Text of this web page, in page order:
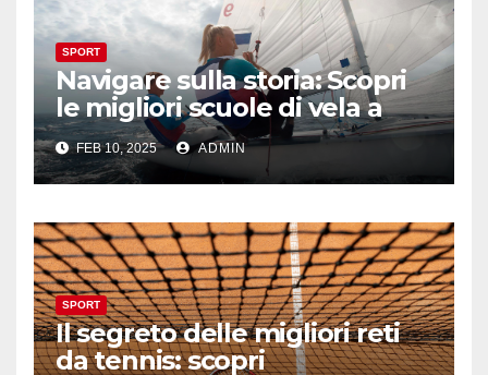
SPORT
Navigare sulla storia: Scopri
le migliori scuole di vela a
Roma
FEB 10, 2025 ADMIN
SPORT
Il segreto delle migliori reti
da tennis: scopri